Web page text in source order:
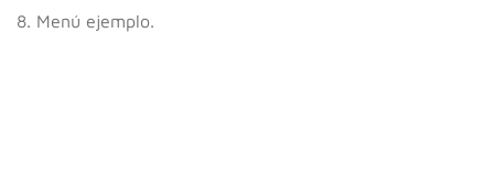
8. Menú ejemplo.